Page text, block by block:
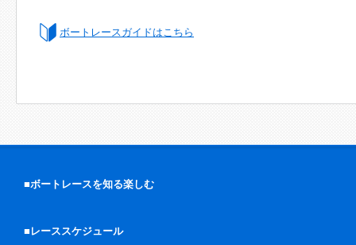
ボートレースガイドはこちら
■ボートレースを知る楽しむ
■レーススケジュール